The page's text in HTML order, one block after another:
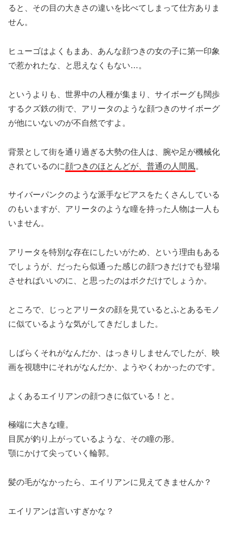
ると、その目の大きさの違いを比べてしまって仕方ありま
せん。
ヒューゴはよくもまあ、あんな顔つきの女の子に第一印象
で惹かれたな、と思えなくもない…。
というよりも、世界中の人種が集まり、サイボーグも闊歩
するクズ鉄の街で、アリータのような顔つきのサイボーグ
が他にいないのが不自然ですよ。
背景として街を通り過ぎる大勢の住人は、腕や足が機械化
されているのに顔つきのほとんどが、普通の人間風。
サイバーパンクのような派手なピアスをたくさんしている
のもいますが、アリータのような瞳を持った人物は一人も
いません。
アリータを特別な存在にしたいがため、という理由もある
でしょうが、だったら似通った感じの顔つきだけでも登場
させればいいのに、と思ったのはボクだけでしょうか。
ところで、じっとアリータの顔を見ているとふとあるモノ
に似ているような気がしてきだしました。
しばらくそれがなんだか、はっきりしませんでしたが、映
画を視聴中にそれがなんだか、ようやくわかったのです。
よくあるエイリアンの顔つきに似ている！と。
極端に大きな瞳。
目尻が釣り上がっているような、その瞳の形。
顎にかけて尖っていく輪郭。
髪の毛がなかったら、エイリアンに見えてきませんか？
エイリアンは言いすぎかな？